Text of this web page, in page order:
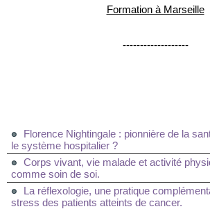
Formation à Marseille
-------------------
Florence Nightingale : pionnière de la
le système hospitalier ?
Corps vivant, vie malade et activité
comme soin de soi.
La réflexologie, une pratique
stress des patients atteints de cancer.